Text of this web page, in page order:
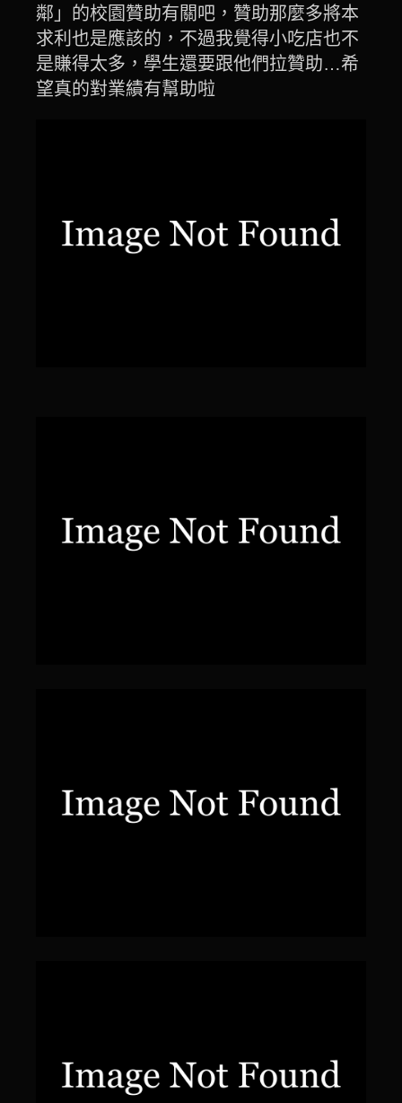
鄰」的校園贊助有關吧，贊助那麼多將本
求利也是應該的，不過我覺得小吃店也不
是賺得太多，學生還要跟他們拉贊助…希
望真的對業績有幫助啦